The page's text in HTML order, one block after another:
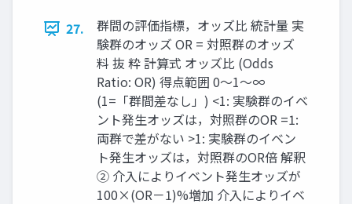
27.
群間の評価指標，オッズ比 統計量 実
験群のオッズ OR = 対照群のオッズ
料 抜 粋 計算式 オッズ比 (Odds
Ratio: OR) 得点範囲 0〜1〜∞
(1=「群間差なし」) <1: 実験群のイベ
ント発生オッズは，対照群のOR =1:
両群で差がない >1: 実験群のイベン
ト発生オッズは，対照群のOR倍 解釈
② 介⼊によりイベント発生オッズが
100×(OR－1)%増加 介⼊によりイベ